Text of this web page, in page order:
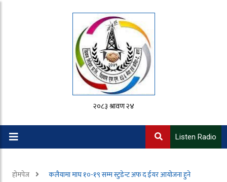
२०८३ श्रावण २४
Listen Radio
होमपेज कलैयामा माघ १०-१९ सम्म स्टुडेन्ट अफ द ईयर आयोजना हुने